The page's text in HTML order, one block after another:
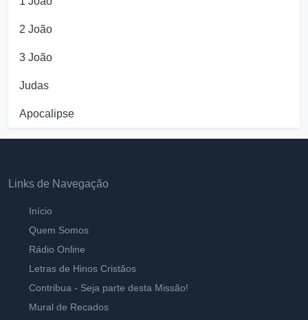
2 João
3 João
Judas
Apocalipse
Links de Navegação
Início
Quem Somos
Rádio Online
Letras de Hinos Cristãos
Contribua - Seja parte desta Missão!
Mural de Recados